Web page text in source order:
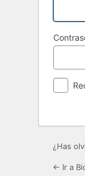
¿Has
← Ir a